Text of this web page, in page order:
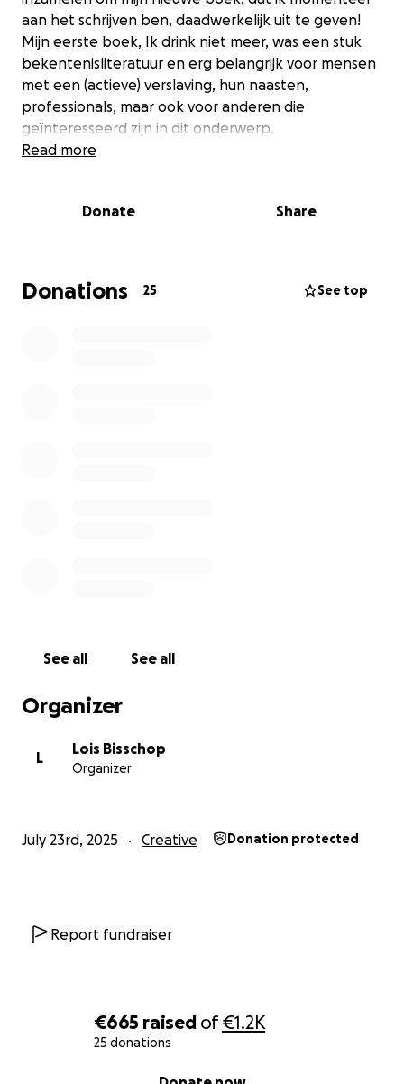
€665 raised of€1.2K
25 donations
aan het schrijven ben, daadwerkelijk uit te geven!
Mijn eerste boek, Ik drink niet meer, was een stuk
bekentenisliteratuur en erg belangrijk voor mensen
met een (actieve) verslaving, hun naasten,
professionals, maar ook voor anderen die
geïnteresseerd zijn in dit onderwerp.
geschreven over herstel, maar veel minder over
een rauw verslag, waarin ik mezelf niet spaar, met
als doel taboes te doorbreken en anders naar
Read more
Donate Share
Donations 25 See top
See all See all
Organizer
L
Lois Bisschop
Organizer
July 23rd, 2025 Creative Donation protected
Report fundraiser